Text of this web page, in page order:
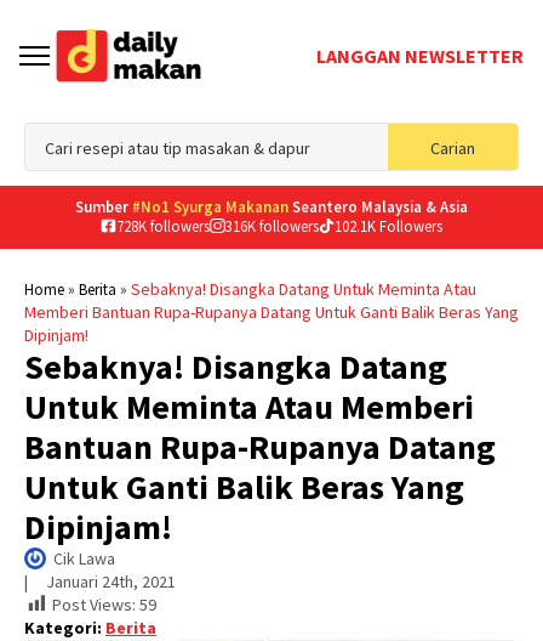
LANGGAN NEWSLETTER
Carian
for:
Sumber #No1 Syurga MakananSeantero Malaysia & Asia
728K followers
316K followers 102.1K Followers
Home» Berita » Sebaknya! Disangka Datang Untuk Meminta Atau
Memberi Bantuan Rupa-Rupanya Datang Untuk Ganti Balik Beras Yang
Dipinjam!
Sebaknya! Disangka Datang
Untuk Meminta Atau Memberi
Bantuan Rupa-Rupanya Datang
Untuk Ganti Balik Beras Yang
Dipinjam!
Cik Lawa
| Januari 24th, 2021
Post Views: 59
Kategori: Berita